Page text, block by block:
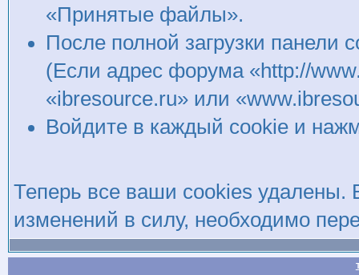
«Принятые файлы».
После полной загрузки
(Если адрес форума «http://
«ibresource.ru» или
Войдите в каждый cookie и
Теперь все ваши cookies удалены.
изменений в силу, необходимо